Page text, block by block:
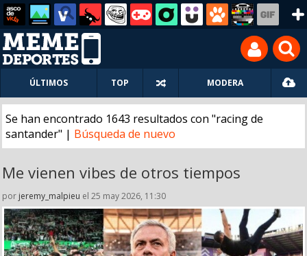
ÚLTIMOS TOP MODERA
Se han encontrado 1643 resultados con "racing de
santander" | Búsqueda de nuevo
Me vienen vibes de otros tiempos
por jeremy_malpieu el 25 may 2026, 11:30